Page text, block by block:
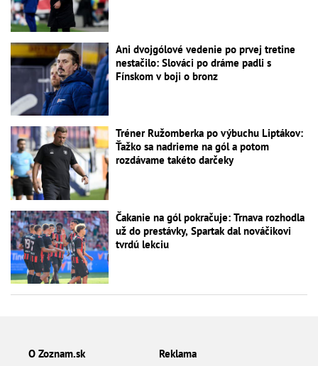
Ani dvojgólové vedenie po prvej tretine
nestačilo: Slováci po dráme padli s
Fínskom v boji o bronz
Tréner Ružomberka po výbuchu Liptákov:
Ťažko sa nadrieme na gól a potom
rozdávame takéto darčeky
Čakanie na gól pokračuje: Trnava rozhodla
už do prestávky, Spartak dal nováčikovi
tvrdú lekciu
O Zoznam.sk Reklama